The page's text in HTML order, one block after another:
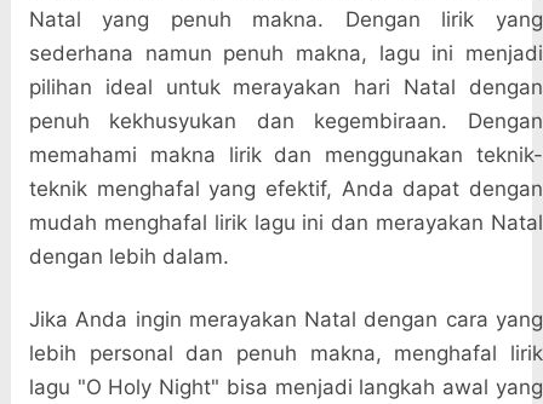
Natal yang penuh makna. Dengan lirik yang
sederhana namun penuh makna, lagu ini menjadi
pilihan ideal untuk merayakan hari Natal dengan
penuh kekhusyukan dan kegembiraan. Dengan
memahami makna lirik dan menggunakan teknik-
teknik menghafal yang efektif, Anda dapat dengan
mudah menghafal lirik lagu ini dan merayakan Natal
dengan lebih dalam.
Jika Anda ingin merayakan Natal dengan cara yang
lebih personal dan penuh makna, menghafal lirik
lagu "O Holy Night" bisa menjadi langkah awal yang